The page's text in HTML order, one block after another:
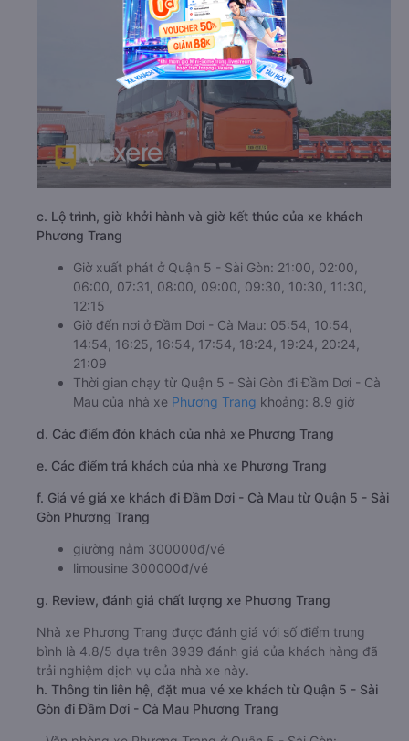
c. Lộ trình, giờ khởi hành và giờ kết thúc của xe khách
Phương Trang
Giờ xuất phát ở Quận 5 - Sài Gòn: 21:00, 02:00,
06:00, 07:31, 08:00, 09:00, 09:30, 10:30, 11:30,
12:15
Giờ đến nơi ở Đầm Dơi - Cà Mau: 05:54, 10:54,
14:54, 16:25, 16:54, 17:54, 18:24, 19:24, 20:24,
21:09
Thời gian chạy từ Quận 5 - Sài Gòn đi Đầm Dơi - Cà
Mau của nhà xe Phương Trang khoảng: 8.9 giờ
d. Các điểm đón khách của nhà xe Phương Trang
e. Các điểm trả khách của nhà xe Phương Trang
f. Giá vé giá xe khách đi Đầm Dơi - Cà Mau từ Quận 5 - Sài
Gòn Phương Trang
giường nằm 300000đ/vé
limousine 300000đ/vé
g. Review, đánh giá chất lượng xe Phương Trang
Nhà xe Phương Trang được đánh giá với số điểm trung
bình là 4.8/5 dựa trên 3939 đánh giá của khách hàng đã
trải nghiệm dịch vụ của nhà xe này.
h. Thông tin liên hệ, đặt mua vé xe khách từ Quận 5 - Sài
Gòn đi Đầm Dơi - Cà Mau Phương Trang